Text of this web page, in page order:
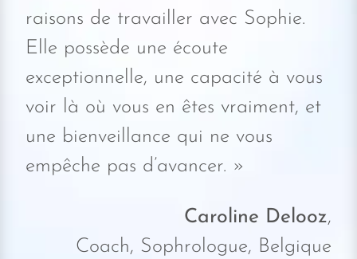
raisons de travailler avec Sophie.
Elle possède une écoute
exceptionnelle, une capacité à vous
voir là où vous en êtes vraiment, et
une bienveillance qui ne vous
empêche pas d’avancer. »
Caroline Delooz,
Coach, Sophrologue, Belgique